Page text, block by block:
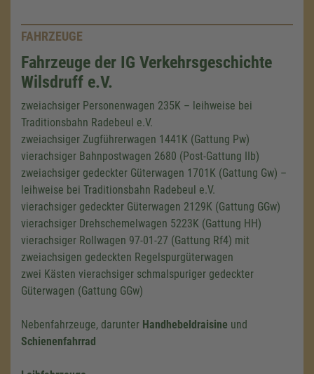
FAHRZEUGE
Fahrzeuge der IG Verkehrsgeschichte
Wilsdruff e.V.
zweiachsiger Personenwagen 235K – leihweise bei
Traditionsbahn Radebeul e.V.
zweiachsiger Zugführerwagen 1441K (Gattung Pw)
vierachsiger Bahnpostwagen 2680 (Post-Gattung IIb)
zweiachsiger gedeckter Güterwagen 1701K (Gattung Gw) –
leihweise bei Traditionsbahn Radebeul e.V.
vierachsiger gedeckter Güterwagen 2129K (Gattung GGw)
vierachsiger Drehschemelwagen 5223K (Gattung HH)
vierachsiger Rollwagen 97-01-27 (Gattung Rf4) mit
zweiachsigen gedeckten Regelspurgüterwagen
zwei Kästen vierachsiger schmalspuriger gedeckter
Güterwagen (Gattung GGw)
Nebenfahrzeuge, darunter Handhebeldraisine und
Schienenfahrrad